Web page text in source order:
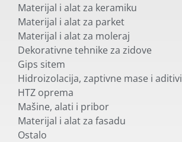
Materijal i alat za keramiku
Materijal i alat za parket
Materijal i alat za moleraj
Dekorativne tehnike za zidove
Gips sitem
Hidroizolacija, zaptivne mase i aditivi
HTZ oprema
Mašine, alati i pribor
Materijal i alat za fasadu
Ostalo